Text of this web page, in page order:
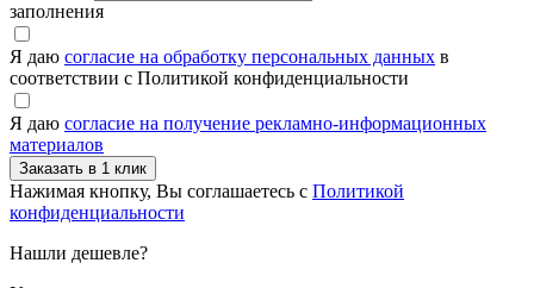
заполнения
Я даю согласие на обработку персональных данных в
соответствии с Политикой конфиденциальности
Я даю согласие на получение рекламно-информационных
материалов
Нажимая кнопку, Вы соглашаетесь с Политикой
конфиденциальности
Нашли дешевле?